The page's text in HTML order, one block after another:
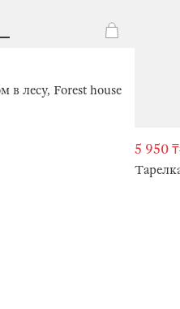
в лесу, Forest house
5 950 ₸